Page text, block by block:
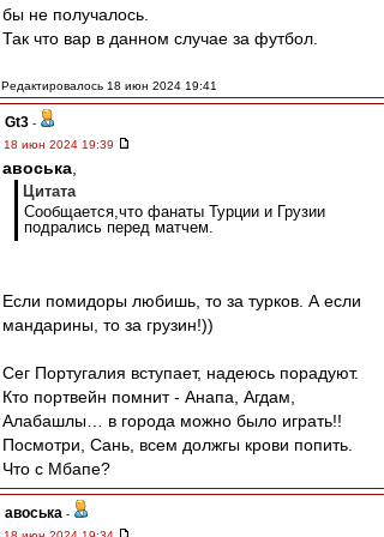
бы не получалось.
Так что вар в данном случае за футбол.
Редактировалось 18 июн 2024 19:41
Gt3 -
18 июн 2024 19:39
авоська
Цитата
Сообщается,что фанаты Турции и Грузии
подрались перед матчем.
Если помидоры любишь, то за турков. А если
мандарины, то за грузин!))
Сег Португалия вступает, надеюсь порадуют.
Кто портвейн помнит - Анапа, Агдам,
Алабашлы… в города можно было играть!!
Посмотри, Сань, всем должгы крови попить.
Что с Мбапе?
авоська -